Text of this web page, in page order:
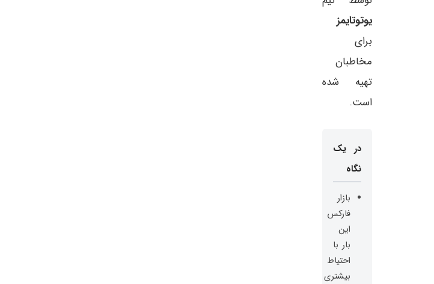
یوتوتایمز
برای
مخاطبان
تهیه شده
است.
در یک
نگاه
بازار
فارکس
این
بار با
احتیاط
بیشتری